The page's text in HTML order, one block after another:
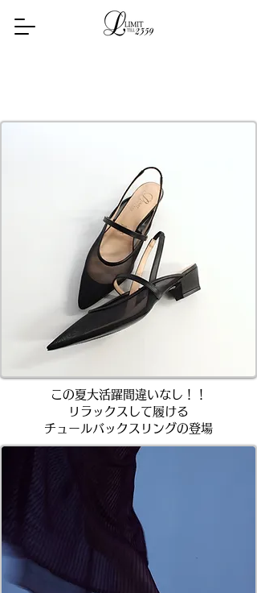
この夏大活躍間違いなし！！
リラックスして履ける
チュールバックスリングの登場